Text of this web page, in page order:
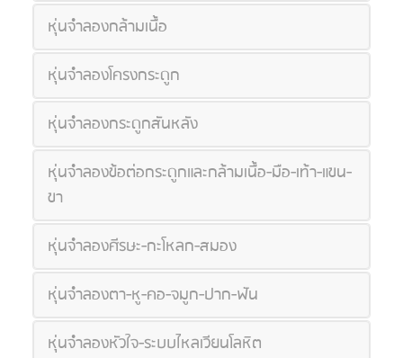
หุ่นจำลองกล้ามเนื้อ
หุ่นจำลองโครงกระดูก
หุ่นจำลองกระดูกสันหลัง
หุ่นจำลองข้อต่อกระดูกและกล้ามเนื้อ-มือ-เท้า-แขน-
ขา
หุ่นจำลองศีรษะ-กะโหลก-สมอง
หุ่นจำลองตา-หู-คอ-จมูก-ปาก-ฟัน
หุ่นจำลองหัวใจ-ระบบไหลเวียนโลหิต